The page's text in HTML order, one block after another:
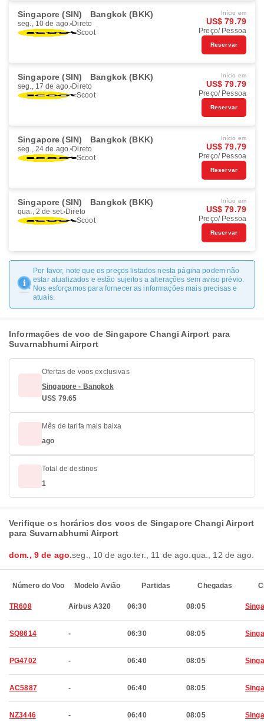
Singapore (SIN) Bangkok (BKK)
seg., 10 de ago. Direto
Scoot
Início em
US$ 79.79
Preço/ Pessoa
Reservar
Singapore (SIN) Bangkok (BKK)
seg., 17 de ago. Direto
Scoot
Início em
US$ 79.79
Preço/ Pessoa
Reservar
Singapore (SIN) Bangkok (BKK)
seg., 24 de ago. Direto
Scoot
Início em
US$ 79.79
Preço/ Pessoa
Reservar
Singapore (SIN) Bangkok (BKK)
qua., 2 de set. Direto
Scoot
Início em
US$ 79.79
Preço/ Pessoa
Reservar
Por favor, note que os preços listados nesta página podem não
estar atualizados e estão sujeitos a alterações sem aviso prévio.
Nos esforçamos para fornecer as informações mais precisas e
atuais.
Informações de voo de Singapore Changi Airport para
Suvarnabhumi Airport
Ofertas de voos exclusivas
Singapore - Bangkok
US$ 79.65
Mês de tarifa mais baixa
ago
Total de destinos
1
Verifique os horários dos voos de Singapore Changi Airport
para Suvarnabhumi Airport
dom., 9 de ago.seg., 10 de ago.ter., 11 de ago. qua., 12 de ago.
Número do Voo Modelo Avião Partidas Chegadas
TR608 Airbus A320 06:30 08:05
SQ8614 - 06:30 08:05
PG4702 - 06:40 08:05
AC5887 - 06:40 08:05
NZ3446 - 06:40 08:05